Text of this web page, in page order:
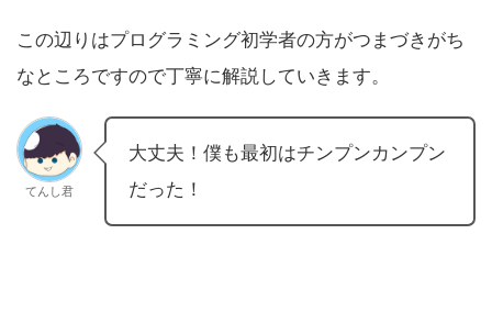
この辺りはプログラミング初学者の方がつまづきがち
なところですので丁寧に解説していきます。
てんし君
大丈夫！僕も最初はチンプンカンプン
だった！